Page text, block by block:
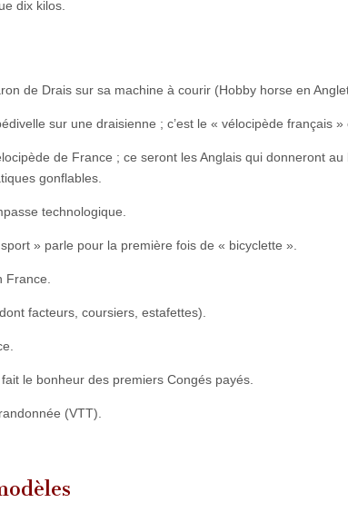
dix kilos.
de Drais sur sa machine à courir (Hobby horse en
sur une draisienne ; c’est le « vélocipède français »
de France ; ce seront les Anglais qui donneront
gonflables.
technologique.
» parle pour la première fois de « bicyclette ».
France.
facteurs, coursiers, estafettes).
le bonheur des premiers Congés payés.
(VTT).